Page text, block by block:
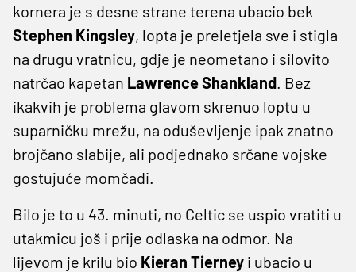
kornera je s desne strane terena ubacio bek
Stephen Kingsley, lopta je preletjela sve i stigla
na drugu vratnicu, gdje je neometano i silovito
natrčao kapetan Lawrence Shankland. Bez
ikakvih je problema glavom skrenuo loptu u
suparničku mrežu, na oduševljenje ipak znatno
brojčano slabije, ali podjednako srčane vojske
gostujuće momčadi.
Bilo je to u 43. minuti, no Celtic se uspio vratiti u
utakmicu još i prije odlaska na odmor. Na
lijevom je krilu bio Kieran Tierney i ubacio u